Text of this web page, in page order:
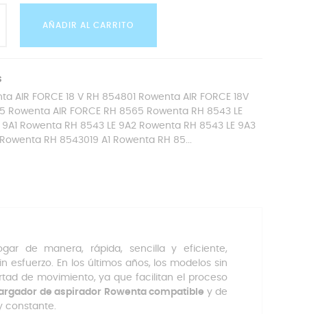
AÑADIR AL CARRITO
AIR FORCE 18 V RH 854801 Rowenta AIR FORCE 18V
Rowenta AIR FORCE RH 8565 Rowenta RH 8543 LE
Rowenta RH 8543 LE 9A2 Rowenta RH 8543 LE 9A3
RH 8543019 A1 Rowenta RH 85...
de manera, rápida, sencilla y eficiente,
En los últimos años, los modelos sin
de movimiento, ya que facilitan el proceso
de aspirador Rowenta compatible y de
constante.